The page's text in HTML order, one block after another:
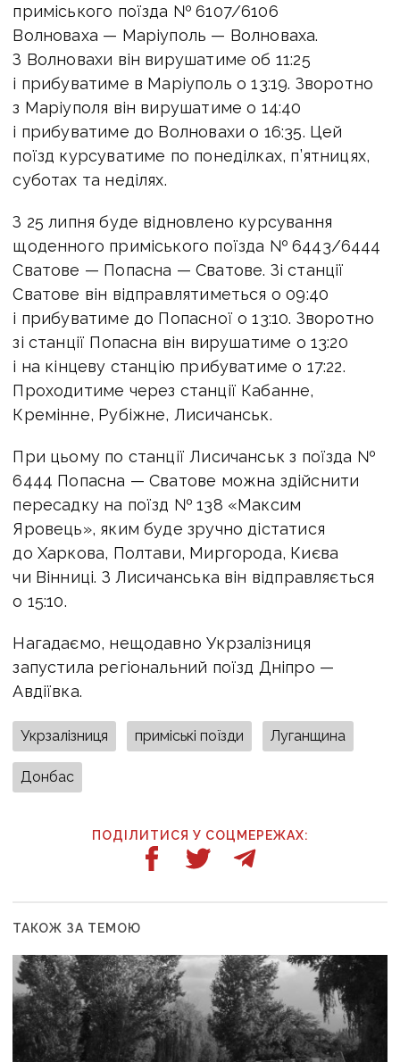
приміського поїзда № 6107/6106
Волноваха — Маріуполь — Волноваха.
З Волновахи він вирушатиме об 11:25
і прибуватиме в Маріуполь о 13:19. Зворотно
з Маріуполя він вирушатиме о 14:40
і прибуватиме до Волновахи о 16:35. Цей
поїзд курсуватиме по понеділках, п’ятницях,
суботах та неділях.
З 25 липня буде відновлено курсування
щоденного приміського поїзда № 6443/6444
Сватове — Попасна — Сватове. Зі станції
Сватове він відправлятиметься о 09:40
і прибуватиме до Попасної о 13:10. Зворотно
зі станції Попасна він вирушатиме о 13:20
і на кінцеву станцію прибуватиме о 17:22.
Проходитиме через станції Кабанне,
Кремінне, Рубіжне, Лисичанськ.
При цьому по станції Лисичанськ з поїзда №
6444 Попасна — Сватове можна здійснити
пересадку на поїзд № 138 «Максим
Яровець», яким буде зручно дістатися
до Харкова, Полтави, Миргорода, Києва
чи Вінниці. З Лисичанська він відправляється
о 15:10.
Нагадаємо, нещодавно Укрзалізниця
запустила регіональний поїзд Дніпро —
Авдіївка.
Укрзалізниця приміські поїзди Луганщина
Донбас
ПОДІЛИТИСЯ У СОЦМЕРЕЖАХ:
ТАКОЖ ЗА ТЕМОЮ